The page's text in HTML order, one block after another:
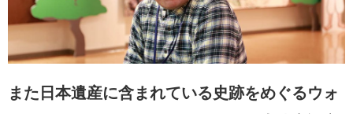
また日本遺産に含まれている史跡をめぐるウォ